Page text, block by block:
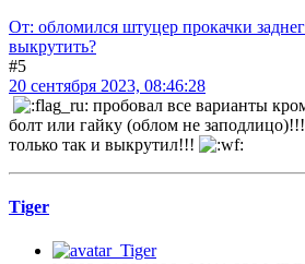
От: обломился штуцер прокачки
выкрутить?
#5
20 сентября 2023, 08:46:28
пробовал все варианты
болт или гайку (облом не
только так и выкрутил!!!
Tiger